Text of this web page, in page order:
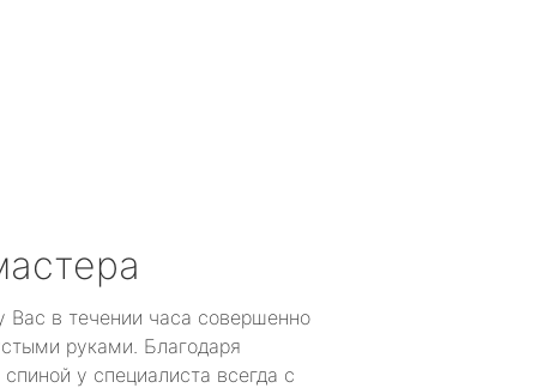
Вас в течении часа совершенно
руками. Благодаря
у специалиста всегда с